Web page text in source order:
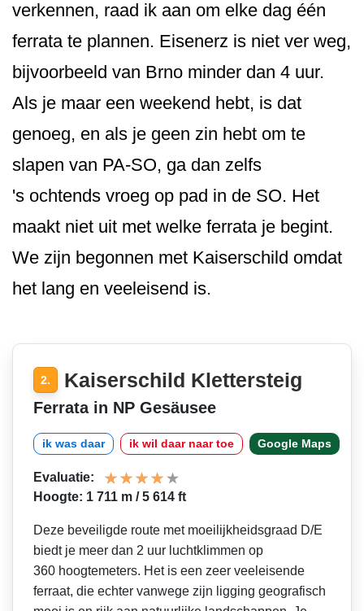
verkennen, raad ik aan om elke dag één
ferrata te plannen. Eisenerz is niet ver weg,
bijvoorbeeld van Brno minder dan 4 uur.
Als je maar een weekend hebt, is dat
genoeg, en als je geen zin hebt om te
slapen van PA-SO, ga dan zelfs
's ochtends vroeg op pad in de SO. Het
maakt niet uit met welke ferrata je begint.
We zijn begonnen met Kaiserschild omdat
het lang en veeleisend is.
2. Kaiserschild Klettersteig
Ferrata in NP Gesäusee
ik was daar ik wil daar naar toe Google Maps
Evaluatie:
Hoogte: 1 711 m / 5 614 ft
Deze beveiligde route met moeilijkheidsgraad D/E
biedt je meer dan 2 uur luchtklimmen op
360 hoogtemeters. Het is een zeer veeleisende
ferraat, die echter vanwege zijn ligging geografisch